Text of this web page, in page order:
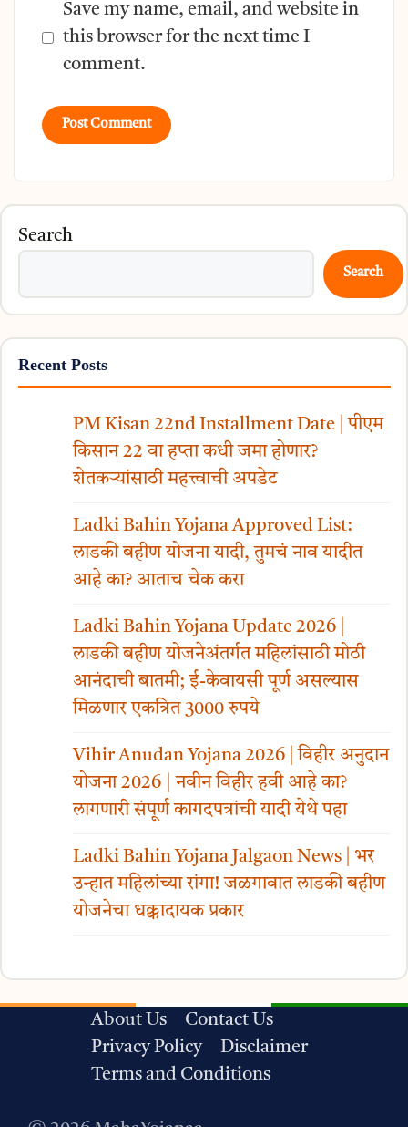
Save my name, email, and website in
this browser for the next time I
comment.
Search
Search
Recent Posts
PM Kisan 22nd Installment Date | पीएम
किसान 22 वा हप्ता कधी जमा होणार?
शेतकऱ्यांसाठी महत्त्वाची अपडेट
Ladki Bahin Yojana Approved List:
लाडकी बहीण योजना यादी, तुमचं नाव यादीत
आहे का? आताच चेक करा
Ladki Bahin Yojana Update 2026 |
लाडकी बहीण योजनेअंतर्गत महिलांसाठी मोठी
आनंदाची बातमी; ई-केवायसी पूर्ण असल्यास
मिळणार एकत्रित 3000 रुपये
Vihir Anudan Yojana 2026 | विहीर अनुदान
योजना 2026 | नवीन विहीर हवी आहे का?
लागणारी संपूर्ण कागदपत्रांची यादी येथे पहा
Ladki Bahin Yojana Jalgaon News | भर
उन्हात महिलांच्या रांगा! जळगावात लाडकी बहीण
योजनेचा धक्कादायक प्रकार
About Us
Contact Us
Privacy Policy
Disclaimer
Terms and Conditions